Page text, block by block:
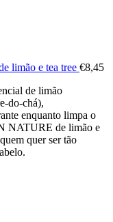
limão e tea tree €8,45
de limão
do-chá),
enquanto limpa o
NATURE de limão e
quer ser tão